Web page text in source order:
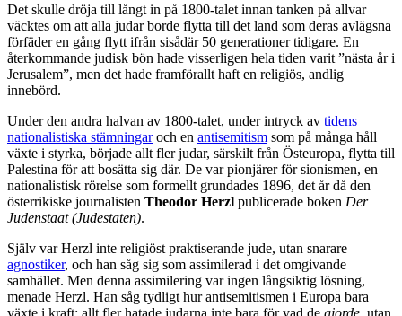
Det skulle dröja till långt in på 1800-talet innan tanken på allvar
väcktes om att alla judar borde flytta till det land som deras avlägsna
förfäder en gång flytt ifrån sisådär 50 generationer tidigare. En
återkommande judisk bön hade visserligen hela tiden varit ”nästa år i
Jerusalem”, men det hade framförallt haft en religiös, andlig
innebörd.
Under den andra halvan av 1800-talet, under intryck av tidens
nationalistiska stämningaroch en antisemitism som på många håll
växte i styrka, började allt fler judar, särskilt från Östeuropa, flytta till
Palestina för att bosätta sig där. De var pionjärer för sionismen, en
nationalistisk rörelse som formellt grundades 1896, det år då den
österrikiske journalisten Theodor Herzl publicerade boken Der
Judenstaat (Judestaten).
Själv var Herzl inte religiöst praktiserande jude, utan snarare
agnostiker, och han såg sig som assimilerad i det omgivande
samhället. Men denna assimilering var ingen långsiktig lösning,
menade Herzl. Han såg tydligt hur antisemitismen i Europa bara
växte i kraft; allt fler hatade judarna inte bara för vad de gjorde , utan